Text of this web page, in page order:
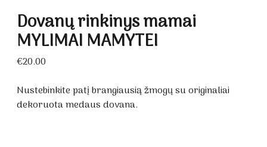
Dovanų rinkinys mamai
MYLIMAI MAMYTEI
€20.00
Nustebinkite patį brangiausią žmogų su originaliai
dekoruota medaus dovana.